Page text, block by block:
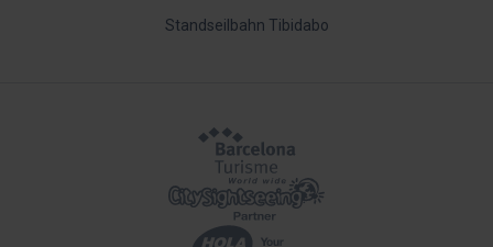
Standseilbahn Tibidabo